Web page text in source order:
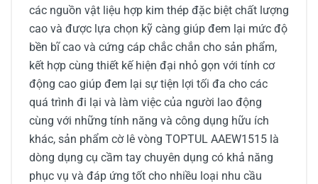
các nguồn vật liệu hợp kim thép đặc biệt chất lượng
cao và được lựa chọn kỹ càng giúp đem lại mức độ
bền bĩ cao và cứng cáp chắc chắn cho sản phẩm,
kết hợp cùng thiết kế hiện đại nhỏ gọn với tính cơ
động cao giúp đem lại sự tiện lợi tối đa cho các
quá trình đi lại và làm việc của người lao động
cùng với những tính năng và công dụng hữu ích
khác, sản phẩm cờ lê vòng TOPTUL AAEW1515 là
dòng dụng cụ cầm tay chuyên dụng có khả năng
phục vụ và đáp ứng tốt cho nhiều loại nhu cầu